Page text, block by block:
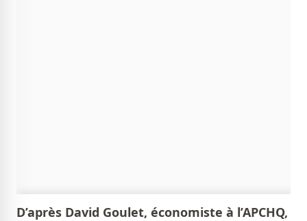
D’après David Goulet, économiste à l’APCHQ,